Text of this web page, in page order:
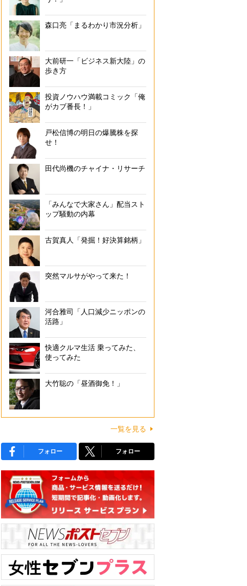
森口亮「まるわかり市況分析」
大前研一「ビジネス新大陸」の
歩き方
投資ノウハウ満載コミック「俺
がカブ番長！」
戸松信博の明日の爆騰株を探
せ！
田代尚機のチャイナ・リサーチ
「みんなで大家さん」配当スト
ップ騒動の内幕
古賀真人「発掘！好決算銘柄」
突然マルサがやって来た！
河合雅司「人口減少ニッポンの
活路」
快適クルマ生活 乗ってみた、
使ってみた
大竹聡の「昼酒御免！」
一覧を見る
フォロー フォロー